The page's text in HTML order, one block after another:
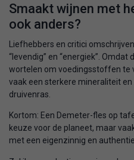
Smaakt wijnen met
ook anders?
Liefhebbers en critici
“levendig” en “energiek”.
wortelen om voedingsstoffen te
vaak een sterkere mineraliteit
druivenras.
Kortom: Een Demeter-fles op
keuze voor de planeet, maar
met een eigenzinnig en